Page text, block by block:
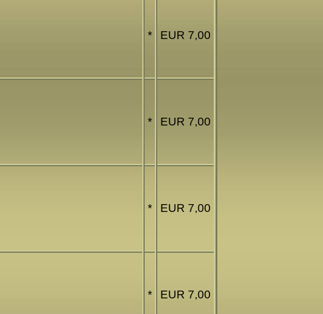
* EUR 7,00
* EUR 7,00
* EUR 7,00
* EUR 7,00